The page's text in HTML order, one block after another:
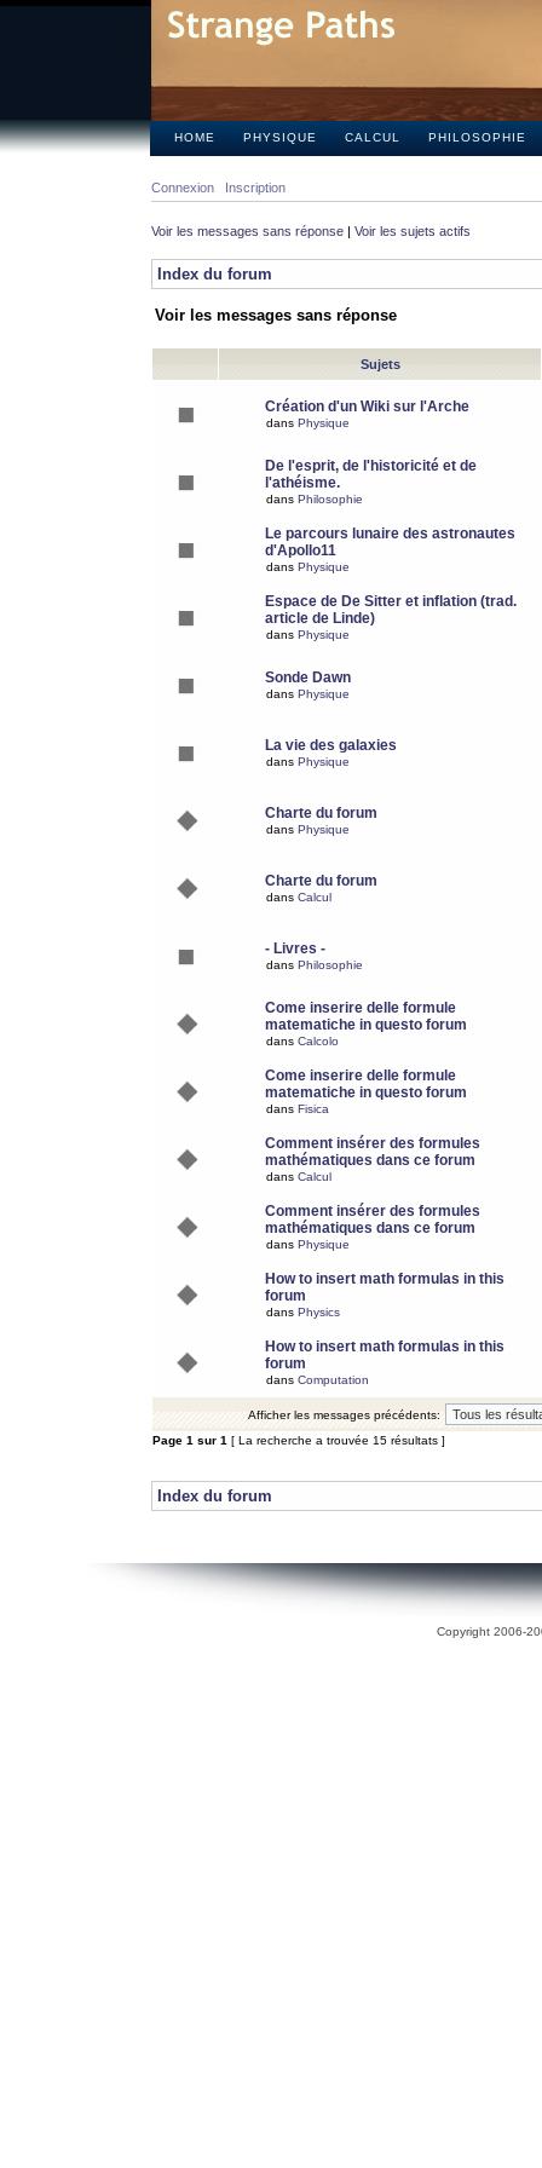
HOME PHYSIQUE CALCUL PHILOSOPHIE
Connexion Inscription
Voir les messages sans réponse | Voir les sujets actifs
Index du forum
Voir les messages sans réponse
Sujets
Création d'un Wiki sur l'Arche
dans Physique
De l'esprit, de l'historicité et de
l'athéisme.
dans Philosophie
Le parcours lunaire des astronautes
d'Apollo11
dans Physique
Espace de De Sitter et inflation (trad.
article de Linde)
dans Physique
Sonde Dawn
dans Physique
La vie des galaxies
dans Physique
Charte du forum
dans Physique
Charte du forum
dans Calcul
- Livres -
dans Philosophie
Come inserire delle formule
matematiche in questo forum
dans Calcolo
Come inserire delle formule
matematiche in questo forum
dans Fisica
Comment insérer des formules
mathématiques dans ce forum
dans Calcul
Comment insérer des formules
mathématiques dans ce forum
dans Physique
How to insert math formulas in this
forum
dans Physics
How to insert math formulas in this
forum
dans Computation
Afficher les messages précédents:
Page 1 sur 1 [ La recherche a trouvée 15 résultats ]
Index du forum
Copyright 2006-